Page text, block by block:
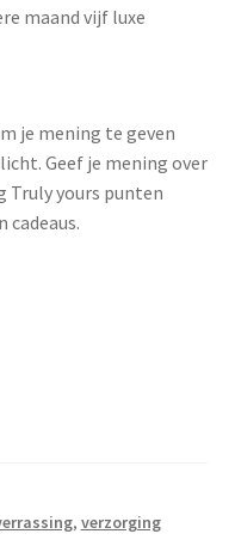
maand vijf luxe
je mening te geven
Geef je mening over
Truly yours punten
cadeaus.
, verzorging